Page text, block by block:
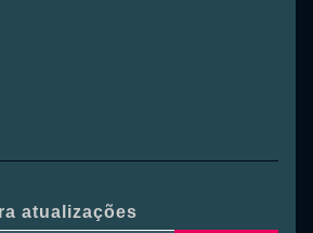
atualizações